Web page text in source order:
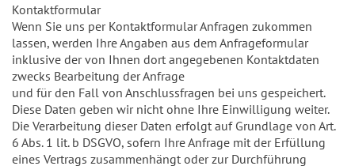
Kontaktformular
Wenn Sie uns per Kontaktformular Anfragen zukommen
lassen, werden Ihre Angaben aus dem Anfrageformular
inklusive der von Ihnen dort angegebenen Kontaktdaten
zwecks Bearbeitung der Anfrage
und für den Fall von Anschlussfragen bei uns gespeichert.
Diese Daten geben wir nicht ohne Ihre Einwilligung weiter.
Die Verarbeitung dieser Daten erfolgt auf Grundlage von Art.
6 Abs. 1 lit. b DSGVO, sofern Ihre Anfrage mit der Erfüllung
eines Vertrags zusammenhängt oder zur Durchführung